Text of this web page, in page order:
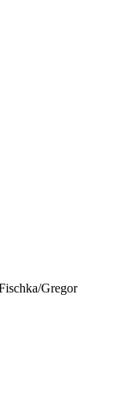
Gregor